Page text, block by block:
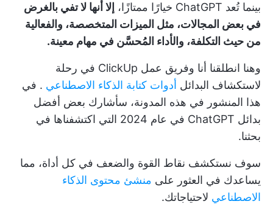
بينما تُعد ChatGPT خيارًا ممتازًا،
إلا أنها لا تفي بالغرض
في بعض المجالات، مثل الميزات المتخصصة، والفعالية
من حيث التكلفة، والأداء المُحسَّن في مهام معينة.
وهنا انطلقنا أنا وفريق عمل ClickUp في رحلة
لاستكشاف البدائل أدوات كتابة الذكاء الاصطناعي . في
هذا المنشور في هذه المدونة، سأشارك بعض أفضل
بدائل ChatGPT في عام 2024 التي اكتشفناها في
بحثنا.
سوف نستكشف نقاط القوة والضعف في كل أداة، مما
يساعدك في العثور على منشئ محتوى الذكاء
الاصطناعي لاحتياجاتك.